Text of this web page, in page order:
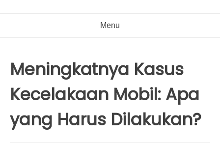
Menu
Meningkatnya Kasus
Kecelakaan Mobil: Apa
yang Harus Dilakukan?